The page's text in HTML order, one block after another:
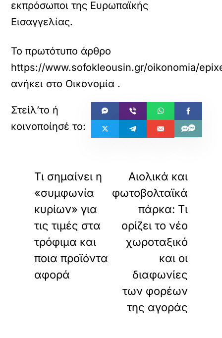
εκπρόσωποι της Ευρωπαϊκής
Εισαγγελίας.
Το πρωτότυπο άρθρο
https://www.sofokleousin.gr/oikonomia/
ανήκει στο Οικονομία .
Τι σημαίνει η
«συμφωνία
κυρίων» για
τις τιμές στα
τρόφιμα και
ποια προϊόντα
αφορά
Αιολικά και
φωτοβολταϊκά
πάρκα: Τι
ορίζει το νέο
χωροταξικό
και οι
διαφωνίες
των φορέων
της αγοράς